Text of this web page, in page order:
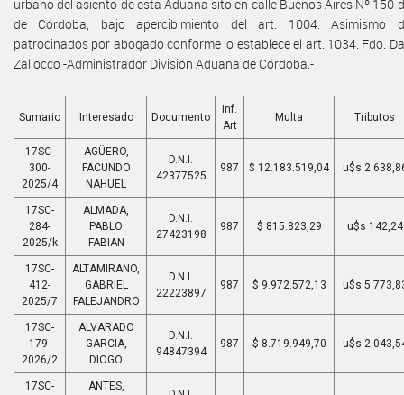
urbano del asiento de esta Aduana sito en calle Buenos Aires Nº 150
de Córdoba, bajo apercibimiento del art. 1004. Asimismo
patrocinados por abogado conforme lo establece el art. 1034. Fdo.
Zallocco -Administrador División Aduana de Córdoba.-
Sumario Interesado Documento
Inf.
Art
Multa Tributos
17SC-
300-
2025/4
AGÜERO,
FACUNDO
NAHUEL
D.N.I.
42377525
987 $ 12.183.519,04 u$s
17SC-
284-
2025/k
ALMADA,
PABLO
FABIAN
D.N.I.
27423198
987 $ 815.823,29 u$s 142,24
17SC-
412-
2025/7
ALTAMIRANO,
GABRIEL
FALEJANDRO
D.N.I.
22223897
987 $ 9.972.572,13 u$s
17SC-
179-
2026/2
ALVARADO
GARCIA,
DIOGO
D.N.I.
94847394
987 $ 8.719.949,70 u$s
17SC- ANTES,